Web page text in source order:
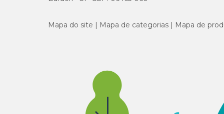
Mapa do site Mapa de categorias Mapa de